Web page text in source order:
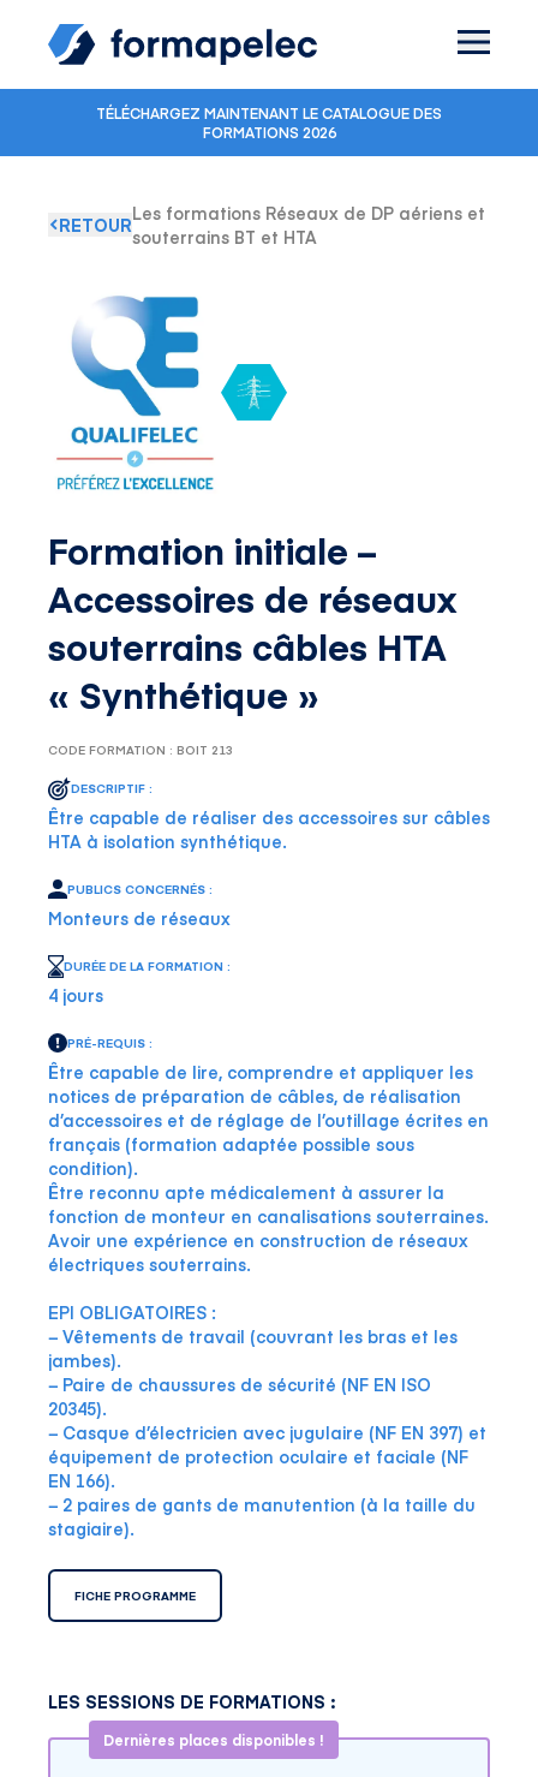
TÉLÉCHARGEZ MAINTENANT LE CATALOGUE DES
FORMATIONS 2026
RETOURLes formations Réseaux de DP aériens et
souterrains BT et HTA
Formation initiale –
Accessoires de réseaux
souterrains câbles HTA
« Synthétique »
CODE FORMATION : BOIT 213
DESCRIPTIF :
Être capable de réaliser des accessoires sur câbles
HTA à isolation synthétique.
PUBLICS CONCERNÉS :
Monteurs de réseaux
DURÉE DE LA FORMATION :
4 jours
PRÉ-REQUIS :
Être capable de lire, comprendre et appliquer les
notices de préparation de câbles, de réalisation
d’accessoires et de réglage de l’outillage écrites en
français (formation adaptée possible sous
condition).
Être reconnu apte médicalement à assurer la
fonction de monteur en canalisations souterraines.
Avoir une expérience en construction de réseaux
électriques souterrains.
EPI OBLIGATOIRES :
− Vêtements de travail (couvrant les bras et les
jambes).
− Paire de chaussures de sécurité (NF EN ISO
20345).
− Casque d’électricien avec jugulaire (NF EN 397) et
équipement de protection oculaire et faciale (NF
EN 166).
− 2 paires de gants de manutention (à la taille du
stagiaire).
FICHE PROGRAMME
LES SESSIONS DE FORMATIONS :
Dernières places disponibles !